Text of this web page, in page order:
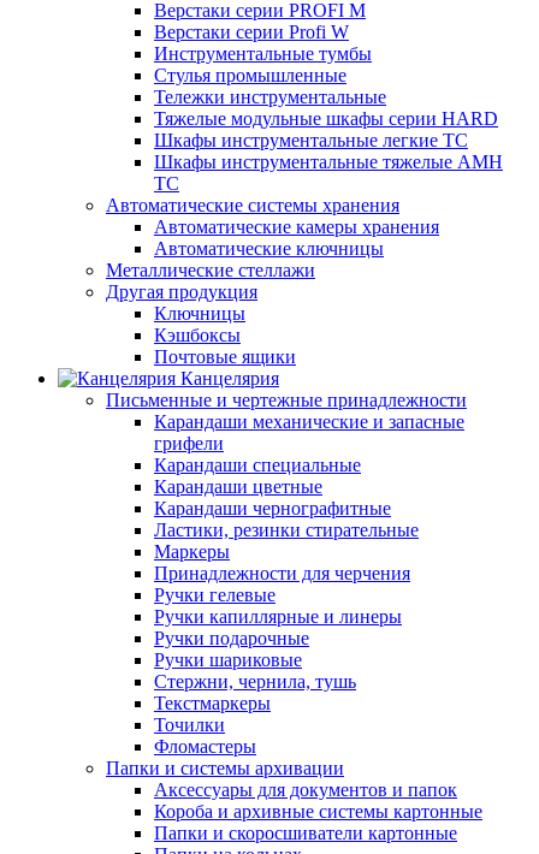
Верстаки серии PROFI M
Верстаки серии Profi W
Инструментальные тумбы
Стулья промышленные
Тележки инструментальные
Тяжелые модульные шкафы серии HARD
Шкафы инструментальные легкие ТС
Шкафы инструментальные тяжелые AMH
TC
Автоматические системы хранения
Автоматические камеры хранения
Автоматические ключницы
Металлические стеллажи
Другая продукция
Ключницы
Кэшбоксы
Почтовые ящики
Канцелярия
Письменные и чертежные принадлежности
Карандаши механические и запасные
грифели
Карандаши специальные
Карандаши цветные
Карандаши чернографитные
Ластики, резинки стирательные
Маркеры
Принадлежности для черчения
Ручки гелевые
Ручки капиллярные и линеры
Ручки подарочные
Ручки шариковые
Стержни, чернила, тушь
Текстмаркеры
Точилки
Фломастеры
Папки и системы архивации
Аксессуары для документов и папок
Короба и архивные системы картонные
Папки и скоросшиватели картонные